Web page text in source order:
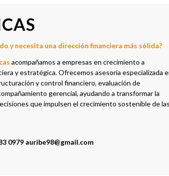
y necesita una dirección financiera más sólida?
acompañamos a empresas en crecimiento a
y estratégica. Ofrecemos asesoría especializada
y control financiero, evaluación de
gerencial, ayudando a transformar la
que impulsen el crecimiento sostenible de las
0979 auribe98@gmail.com